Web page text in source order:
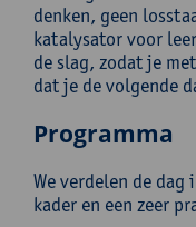
denken, geen
katalysator voor
de slag, zodat je
dat je de volgende
Programma
We verdelen de
kader en een zeer